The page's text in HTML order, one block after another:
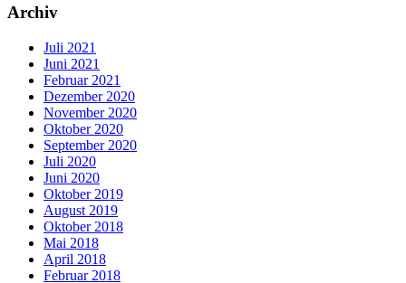
Archiv
Juli 2021
Juni 2021
Februar 2021
Dezember 2020
November 2020
Oktober 2020
September 2020
Juli 2020
Juni 2020
Oktober 2019
August 2019
Oktober 2018
Mai 2018
April 2018
Februar 2018